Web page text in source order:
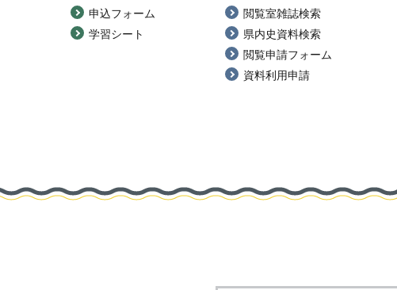
申込フォーム
学習シート
閲覧室雑誌検索
県内史資料検索
閲覧申請フォーム
資料利用申請